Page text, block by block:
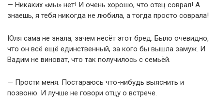
— Никаких «мы» нет! И очень хорошо, что отец соврал! А
знаешь, я тебя никогда не любила, а тогда просто соврала!
Юля сама не знала, зачем несёт этот бред. Было очевидно,
что он всё ещё единственный, за кого бы вышла замуж. И
Вадим не виноват, что так получилось с семьёй.
— Прости меня. Постараюсь что-нибудь выяснить и
позвоню. И лучше не говори отцу о встрече.